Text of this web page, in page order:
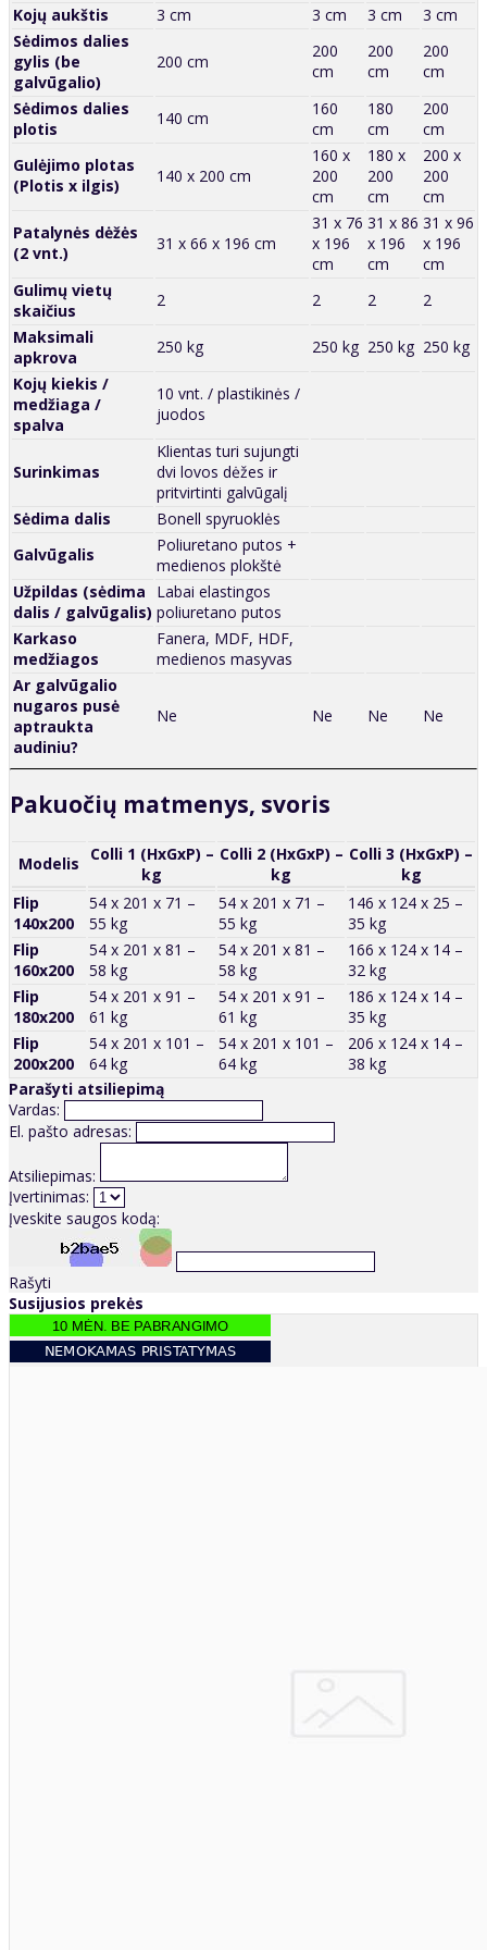
Kojų aukštis 3 cm 3 cm 3 cm
3 cm
Sėdimos dalies
gylis (be
galvūgalio)
200 cm
200
cm
200
cm
200
cm
Sėdimos dalies
plotis
140 cm
160
cm
180
cm
200
cm
Gulėjimo plotas
(Plotis x ilgis)
140 x 200 cm
160 x
200
cm
180 x
200
cm
200 x
200
cm
Patalynės dėžės
(2 vnt.)
31 x 66 x 196 cm
31 x 76
x 196
cm
31 x 86
x 196
cm
31 x 96
x 196
cm
Gulimų vietų
skaičius
2 2 2
2
Maksimali
apkrova
250 kg 250 kg 250 kg 250 kg
Kojų kiekis /
medžiaga /
spalva
10 vnt. / plastikinės /
juodos
Surinkimas
Klientas turi sujungti
dvi lovos dėžes ir
pritvirtinti galvūgalį
Sėdima dalis
Bonell spyruoklės
Galvūgalis
Poliuretano putos +
medienos plokštė
Užpildas (sėdima
dalis / galvūgalis)
Labai elastingos
poliuretano putos
Karkaso
medžiagos
Fanera, MDF, HDF,
medienos masyvas
Ar galvūgalio
nugaros pusė
aptraukta
audiniu?
Ne Ne Ne Ne
Pakuočių matmenys, svoris
Modelis
Colli 1 (HxGxP) –
kg
Colli 2 (HxGxP) –
kg
Colli 3 (HxGxP) –
kg
Flip
140x200
54 x 201 x 71 –
55 kg
54 x 201 x 71 –
55 kg
146 x 124 x 25 –
35 kg
Flip
160x200
54 x 201 x 81 –
58 kg
54 x 201 x 81 –
58 kg
166 x 124 x 14 –
32 kg
Flip
180x200
54 x 201 x 91 –
61 kg
54 x 201 x 91 –
61 kg
186 x 124 x 14 –
35 kg
Flip
200x200
54 x 201 x 101 –
64 kg
54 x 201 x 101 –
64 kg
206 x 124 x 14 –
38 kg
Parašyti atsiliepimą
Vardas:
El. pašto adresas:
Atsiliepimas:
Įvertinimas:
Įveskite saugos kodą:
Rašyti
Susijusios prekės